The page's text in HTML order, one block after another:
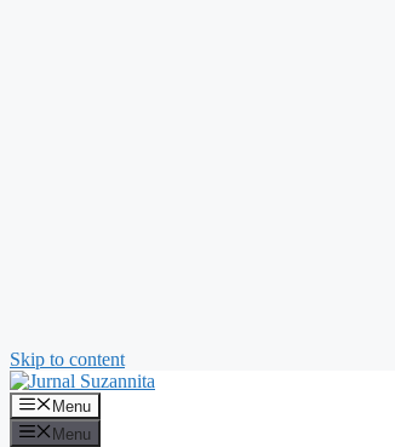
Skip to content
Menu
Menu